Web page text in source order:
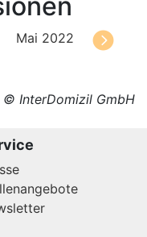
Mai 2022
InterDomizil GmbH